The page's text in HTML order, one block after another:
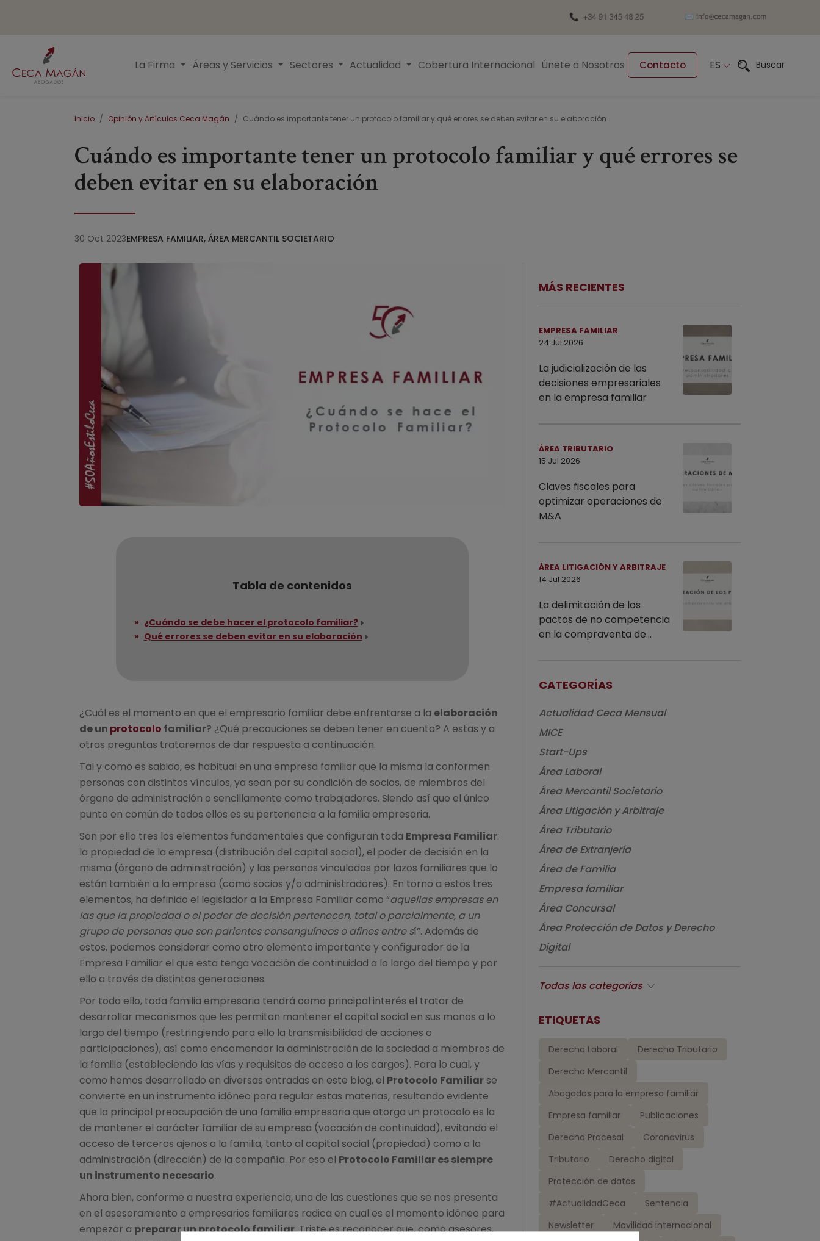
La Firma Áreas y Servicios Sectores Actualidad Cobertura Internacional Únete a Nosotros Contacto ES Buscar
Ruta de navegación
Inicio Opinión y Artículos Ceca Magán Cuándo es importante tener un protocolo familiar y qué errores se deben evitar en su elaboración
Cuándo es importante tener un protocolo familiar y qué errores se
deben evitar en su elaboración
30 Oct 2023EMPRESA FAMILIAR, ÁREA MERCANTIL SOCIETARIO
Tabla de contenidos
¿Cuándo se debe hacer el protocolo familiar?
Qué errores se deben evitar en su elaboración
¿Cuál es el momento en que el empresario familiar debe enfrentarse a la elaboración
de un protocolo familiar? ¿Qué precauciones se deben tener en cuenta? A estas y a
otras preguntas trataremos de dar respuesta a continuación.
Tal y como es sabido, es habitual en una empresa familiar que la misma la conformen
personas con distintos vínculos, ya sean por su condición de socios, de miembros del
órgano de administración o sencillamente como trabajadores. Siendo así que el único
punto en común de todos ellos es su pertenencia a la familia empresaria.
Son por ello tres los elementos fundamentales que configuran toda Empresa Familiar:
la propiedad de la empresa (distribución del capital social), el poder de decisión en la
misma (órgano de administración) y las personas vinculadas por lazos familiares que lo
están también a la empresa (como socios y/o administradores). En torno a estos tres
elementos, ha definido el legislador a la Empresa Familiar como “aquellas empresas en
las que la propiedad o el poder de decisión pertenecen, total o parcialmente, a un
grupo de personas que son parientes consanguíneos o afines entre sí”. Además de
estos, podemos considerar como otro elemento importante y configurador de la
Empresa Familiar el que esta tenga vocación de continuidad a lo largo del tiempo y por
ello a través de distintas generaciones.
Por todo ello, toda familia empresaria tendrá como principal interés el tratar de
desarrollar mecanismos que les permitan mantener el capital social en sus manos a lo
largo del tiempo (restringiendo para ello la transmisibilidad de acciones o
participaciones), así como encomendar la administración de la sociedad a miembros de
la familia (estableciendo las vías y requisitos de acceso a los cargos). Para lo cual, y
como hemos desarrollado en diversas entradas en este blog, el Protocolo Familiarse
convierte en un instrumento idóneo para regular estas materias, resultando evidente
que la principal preocupación de una familia empresaria que otorga un protocolo es la
de mantener el carácter familiar de su empresa (vocación de continuidad), evitando el
acceso de terceros ajenos a la familia, tanto al capital social (propiedad) como a la
administración (dirección) de la compañía. Por eso el Protocolo Familiar es siempre
un instrumento necesario.
Ahora bien, conforme a nuestra experiencia, una de las cuestiones que se nos presenta
en el asesoramiento a empresarios familiares radica en cual es el momento idóneo para
empezar a preparar un protocolo familiar. Triste es reconocer que, como asesores,
MÁS RECIENTES
EMPRESA FAMILIAR
24 Jul 2026
La judicialización de las
decisiones empresariales
en la empresa familiar
ÁREA TRIBUTARIO
15 Jul 2026
Claves fiscales para
optimizar operaciones de
M&A
ÁREA LITIGACIÓN Y ARBITRAJE
14 Jul 2026
La delimitación de los
pactos de no competencia
en la compraventa de
CATEGORÍAS
Actualidad Ceca Mensual
MICE
Start-Ups
Área Laboral
Área Mercantil Societario
Área Litigación y Arbitraje
Área Tributario
Área de Extranjería
Área de Familia
Empresa familiar
Área Concursal
Área Protección de Datos y Derecho
Digital
Todas las categorías
ETIQUETAS
Derecho Laboral
Derecho Tributario
Derecho Mercantil
Abogados para la empresa familiar
Empresa familiar
Publicaciones
Derecho Procesal
Coronavirus
Tributario
Derecho digital
Protección de datos
#ActualidadCeca
Sentencia
Newsletter
Movilidad internacional